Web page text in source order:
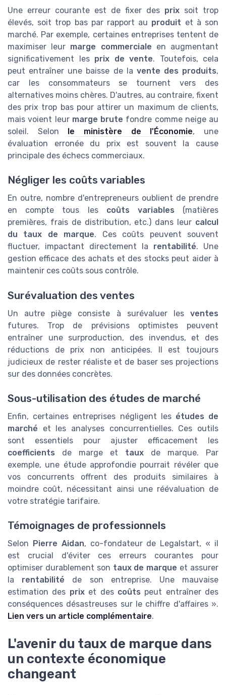
Une erreur courante est de fixer des prix soit trop
élevés, soit trop bas par rapport au produit et à son
marché. Par exemple, certaines entreprises tentent de
maximiser leur marge commerciale en augmentant
significativement les prix de vente. Toutefois, cela
peut entraîner une baisse de la vente des produits,
car les consommateurs se tournent vers des
alternatives moins chères. D'autres, au contraire, fixent
des prix trop bas pour attirer un maximum de clients,
mais voient leur marge brute fondre comme neige au
soleil. Selon le ministère de l'Économie, une
évaluation erronée du prix est souvent la cause
principale des échecs commerciaux.
Négliger les coûts variables
En outre, nombre d'entrepreneurs oublient de prendre
en compte tous les coûts variables (matières
premières, frais de distribution, etc.) dans leur calcul
du taux de marque. Ces coûts peuvent souvent
fluctuer, impactant directement la rentabilité. Une
gestion efficace des achats et des stocks peut aider à
maintenir ces coûts sous contrôle.
Surévaluation des ventes
Un autre piège consiste à surévaluer les ventes
futures. Trop de prévisions optimistes peuvent
entraîner une surproduction, des invendus, et des
réductions de prix non anticipées. Il est toujours
judicieux de rester réaliste et de baser ses projections
sur des données concrètes.
Sous-utilisation des études de marché
Enfin, certaines entreprises négligent les études de
marché et les analyses concurrentielles. Ces outils
sont essentiels pour ajuster efficacement les
coefficients de marge et taux de marque. Par
exemple, une étude approfondie pourrait révéler que
vos concurrents offrent des produits similaires à
moindre coût, nécessitant ainsi une réévaluation de
votre stratégie tarifaire.
Témoignages de professionnels
Selon Pierre Aidan, co-fondateur de Legalstart, « il
est crucial d'éviter ces erreurs courantes pour
optimiser durablement son taux de marque et assurer
la rentabilité de son entreprise. Une mauvaise
estimation des prixet des coûts peut entraîner des
conséquences désastreuses sur le chiffre d'affaires ».
Lien vers un article complémentaire.
L'avenir du taux de marque dans
un contexte économique
changeant